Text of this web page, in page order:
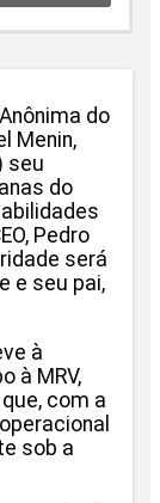
do
Menin,
seu
do
Pedro
será
e seu pai,
à
à MRV,
com a
sob a